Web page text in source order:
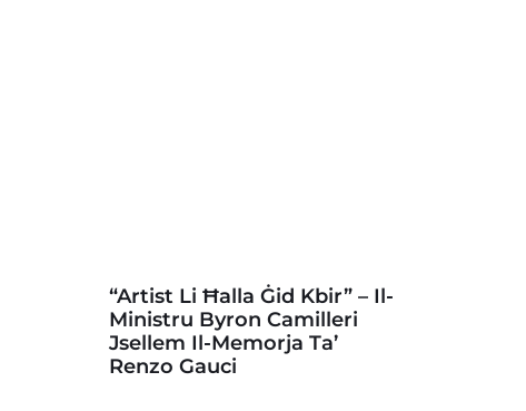
“Artist Li Ħalla Ġid Kbir” – Il-
Ministru Byron Camilleri
Jsellem Il-Memorja Ta’
Renzo Gauci